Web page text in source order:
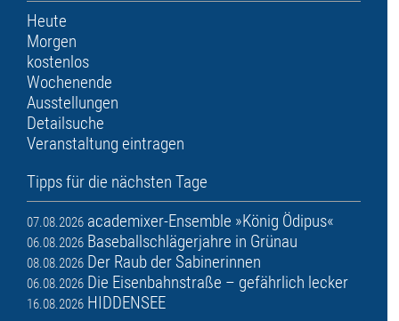
Heute
Morgen
kostenlos
Wochenende
Ausstellungen
Detailsuche
Veranstaltung eintragen
Tipps für die nächsten Tage
07.08.2026 academixer-Ensemble »König Ödipus«
06.08.2026 Baseballschlägerjahre in Grünau
08.08.2026 Der Raub der Sabinerinnen
06.08.2026 Die Eisenbahnstraße – gefährlich lecker
16.08.2026 HIDDENSEE